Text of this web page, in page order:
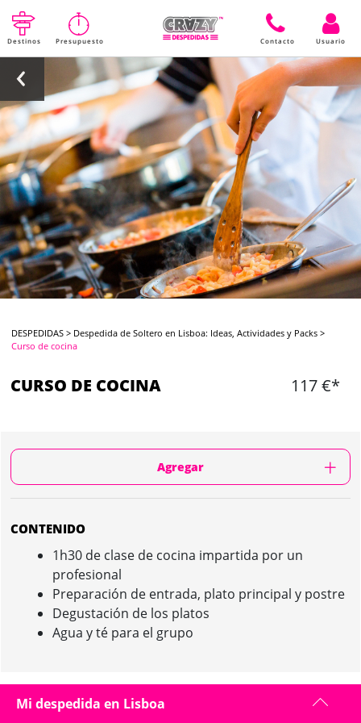
Destinos Presupuesto Contacto Usuario
DESPEDIDAS > Despedida de Soltero en Lisboa: Ideas, Actividades y Packs >
Curso de cocina
CURSO DE COCINA 117 €*
Agregar
CONTENIDO
1h30 de clase de cocina impartida por un
profesional
Preparación de entrada, plato principal y postre
Degustación de los platos
Agua y té para el grupo
CURSO DE COCINA IN LISBOA : PRESENTACIÓN
Mi despedida en Lisboa